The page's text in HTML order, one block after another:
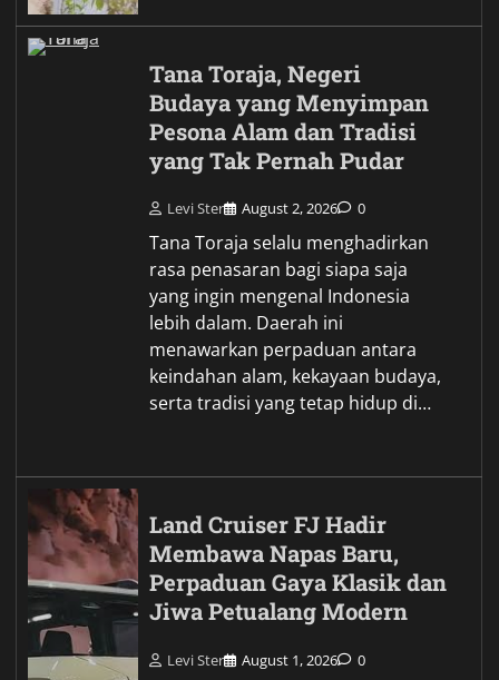
Tana Toraja, Negeri
Budaya yang Menyimpan
Pesona Alam dan Tradisi
yang Tak Pernah Pudar
Levi Ster August 2, 2026 0
Tana Toraja selalu menghadirkan
rasa penasaran bagi siapa saja
yang ingin mengenal Indonesia
lebih dalam. Daerah ini
menawarkan perpaduan antara
keindahan alam, kekayaan budaya,
serta tradisi yang tetap hidup di…
Land Cruiser FJ Hadir
Membawa Napas Baru,
Perpaduan Gaya Klasik dan
Jiwa Petualang Modern
Levi Ster August 1, 2026 0